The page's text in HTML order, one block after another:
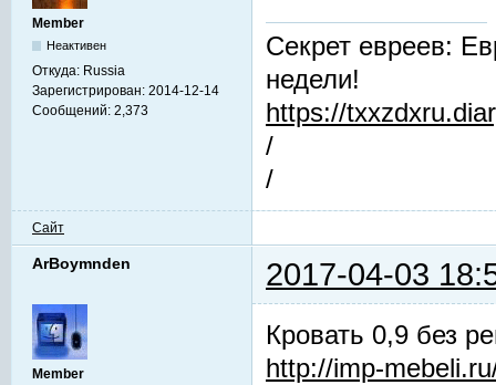
Member
Неактивен
Откуда: Russia
Зарегистрирован: 2014-12-14
Сообщений: 2,373
Секрет евреев:
недели!
https://
/
/
Сайт
ArBoymnden 2017-04-03
Member
Кровать 0,9 без
http://imp-